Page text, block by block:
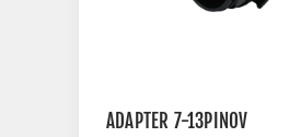
ADAPTER 7-13PINOV